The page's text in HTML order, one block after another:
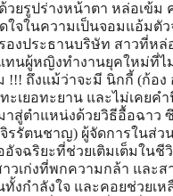
ยรูปร่างหน้าตา หล่อเข้ม
จในความเป็นจอมแอ้มตัว
งประธานบริษัท สาวที่ห
ทนผู้หญิงทำงานยุคใหม่ที่
!!! ถึงแม้ว่าจะมี นิกกี้ (ก้อ
เยอทะยาน และไม่เคยค
สู่ตำแหน่งด้วยวิธีอื้อฉาว
รัตนชาญ) ผู้จัดการในส่ว
จฉริยะที่ช่วยเติมเต็มในชี
เก่งที่พกความกล้า และส
ทั้งกำลังใจ และคอยช่วยเ